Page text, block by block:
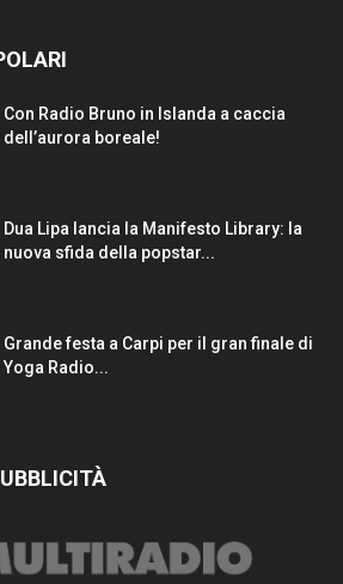
Con Radio Bruno in Islanda a caccia
dell’aurora boreale!
Dua Lipa lancia la Manifesto Library: la
nuova sfida della popstar...
Grande festa a Carpi per il gran finale di
Yoga Radio...